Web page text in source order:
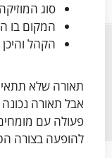
סוג
המקום בו
הקהל
תאורה שלא
אבל תאורה
פעולה עם
להופעה בצורה